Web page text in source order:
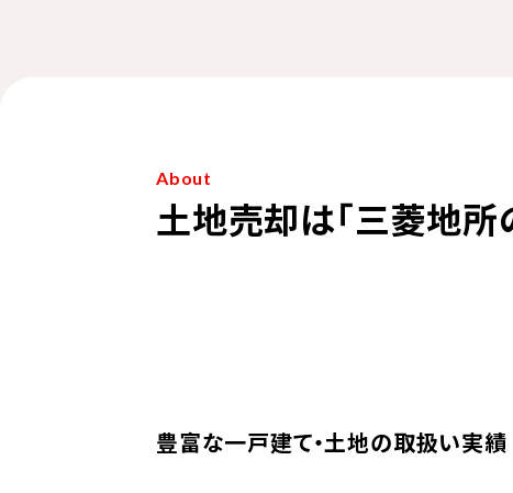
About
土地売却は「三菱地所
豊富な一戸建て・土地の取扱い実績